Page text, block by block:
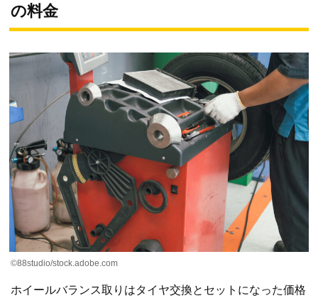
の料金
©88studio/stock.adobe.com
ホイールバランス取りはタイヤ交換とセットになった価格